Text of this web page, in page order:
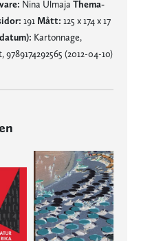
Nina Ulmaja Thema-
191 Mått: 125 x 174 x 17
Kartonnage,
(2012-04-10)